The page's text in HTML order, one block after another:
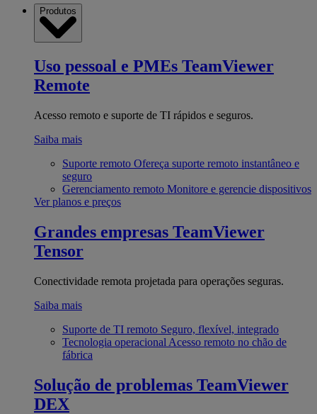
Produtos
Uso pessoal e PMEs TeamViewer
Remote
Acesso remoto e suporte de TI rápidos e seguros.
Saiba mais
Suporte remoto Ofereça suporte remoto instantâneo e
seguro
Gerenciamento remoto Monitore e gerencie dispositivos
Ver planos e preços
Grandes empresas TeamViewer
Tensor
Conectividade remota projetada para operações seguras.
Saiba mais
Suporte de TI remoto Seguro, flexível, integrado
Tecnologia operacional Acesso remoto no chão de
fábrica
Solução de problemas TeamViewer
DEX